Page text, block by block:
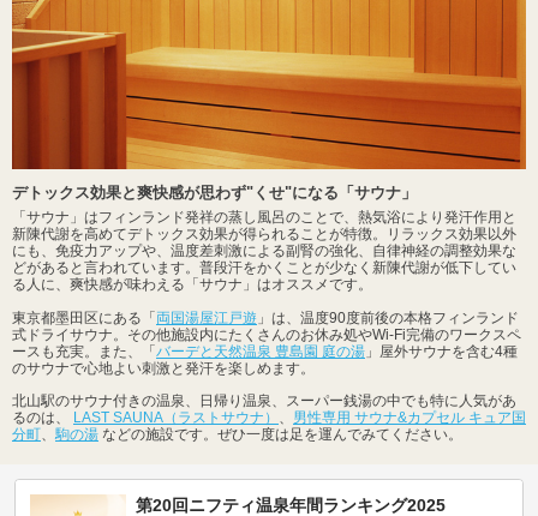
デトックス効果と爽快感が思わず"くせ"になる「サウナ」
「サウナ」はフィンランド発祥の蒸し風呂のことで、熱気浴により発汗作用と
新陳代謝を高めてデトックス効果が得られることが特徴。リラックス効果以外
にも、免疫力アップや、温度差刺激による副腎の強化、自律神経の調整効果な
どがあると言われています。普段汗をかくことが少なく新陳代謝が低下してい
る人に、爽快感が味わえる「サウナ」はオススメです。
東京都墨田区にある「 両国湯屋江戸遊 」は、温度90度前後の本格フィンランド
式ドライサウナ。その他施設内にたくさんのお休み処やWi-Fi完備のワークスペ
ースも充実。また、「 バーデと天然温泉 豊島園 庭の湯 」屋外サウナを含む4種
のサウナで心地よい刺激と発汗を楽しめます。
北山駅のサウナ付きの温泉、日帰り温泉、スーパー銭湯の中でも特に人気があ
るのは、
LAST SAUNA（ラストサウナ） 、 男性専用 サウナ&カプセル キュア国
分町、駒の湯 などの施設です。ぜひ一度は足を運んでみてください。
第20回ニフティ温泉年間ランキング2025